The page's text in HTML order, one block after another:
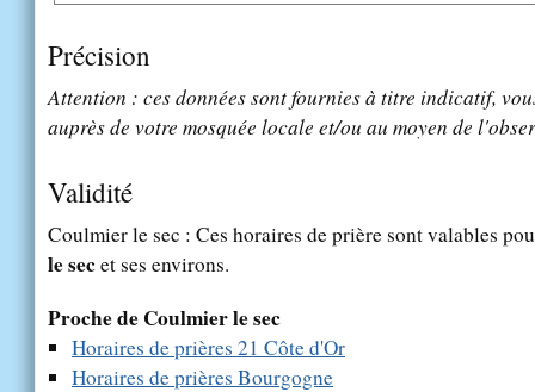
Précision
Attention : ces données sont fournies à titre indicatif,
auprès de votre mosquée locale et/ou au moyen de
Validité
Coulmier le sec : Ces horaires de prière sont valables
le secet ses environs.
Proche de Coulmier le sec
Horaires de prières 21 Côte d'Or
Horaires de prières Bourgogne